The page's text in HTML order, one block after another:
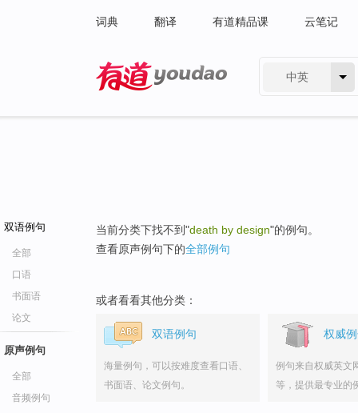
词典 翻译 有道精品课 云笔记
中英
双语例句
全部
口语
书面语
论文
原声例句
全部
音频例句
当前分类下找不到"death by design"的例句。
查看原声例句下的全部例句
或者看看其他分类：
双语例句
海量例句，可以按难度查看口语、
书面语、论文例句。
权威
例句来自权威英文
等，提供最专业的